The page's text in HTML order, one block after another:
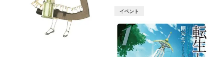
イベント